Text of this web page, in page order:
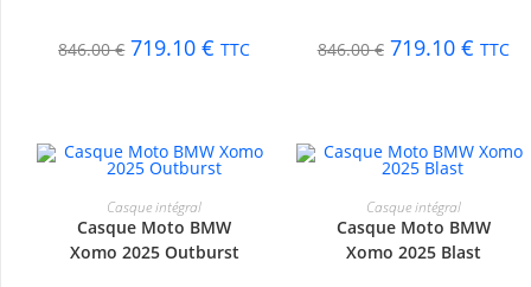
846.00€ 719.10€ TTC 846.00€ 719.10 € TTC
-15%
CHOIX DES OPTIONS
Casque intégral
Casque Moto BMW
Xomo 2025 Outburst
-15%
CHOIX DES OPTIONS
Casque intégral
Casque Moto BMW
Xomo 2025 Blast